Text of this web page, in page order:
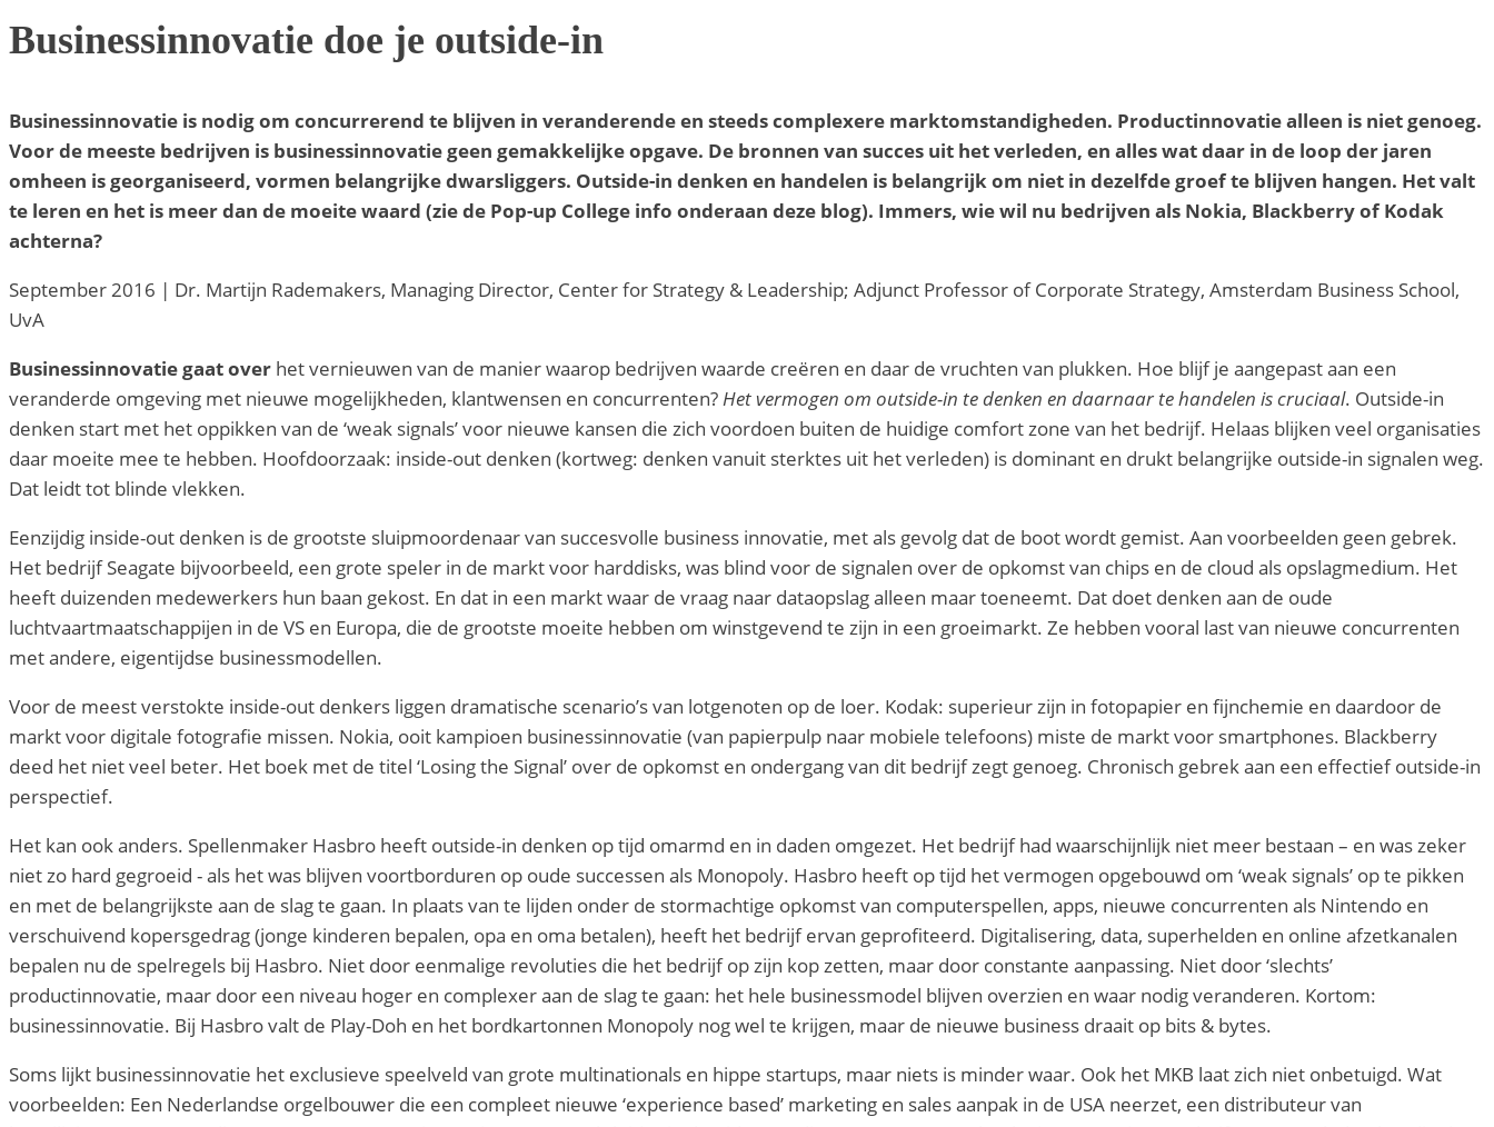
Businessinnovatie doe je outside-in
Businessinnovatie is nodig om concurrerend te blijven in veranderende en steeds complexere marktomstandigheden. Productinnovatie alleen is niet genoeg.
Voor de meeste bedrijven is businessinnovatie geen gemakkelijke opgave. De bronnen van succes uit het verleden, en alles wat daar in de loop der jaren
omheen is georganiseerd, vormen belangrijke dwarsliggers. Outside-in denken en handelen is belangrijk om niet in dezelfde groef te blijven hangen. Het valt
te leren en het is meer dan de moeite waard (zie de Pop-up College info onderaan deze blog). Immers, wie wil nu bedrijven als Nokia, Blackberry of Kodak
achterna?
September 2016 | Dr. Martijn Rademakers, Managing Director, Center for Strategy & Leadership; Adjunct Professor of Corporate Strategy, Amsterdam Business School,
UvA
Businessinnovatie gaat over het vernieuwen van de manier waarop bedrijven waarde creëren en daar de vruchten van plukken. Hoe blijf je aangepast aan een
veranderde omgeving met nieuwe mogelijkheden, klantwensen en concurrenten?Het vermogen om outside-in te denken en daarnaar te handelen is cruciaal. Outside-in
denken start met het oppikken van de ‘weak signals’ voor nieuwe kansen die zich voordoen buiten de huidige comfort zone van het bedrijf. Helaas blijken veel organisaties
daar moeite mee te hebben. Hoofdoorzaak: inside-out denken (kortweg: denken vanuit sterktes uit het verleden) is dominant en drukt belangrijke outside-in signalen weg.
Dat leidt tot blinde vlekken.
Eenzijdig inside-out denken is de grootste sluipmoordenaar van succesvolle business innovatie, met als gevolg dat de boot wordt gemist. Aan voorbeelden geen gebrek.
Het bedrijf Seagate bijvoorbeeld, een grote speler in de markt voor harddisks, was blind voor de signalen over de opkomst van chips en de cloud als opslagmedium. Het
heeft duizenden medewerkers hun baan gekost. En dat in een markt waar de vraag naar dataopslag alleen maar toeneemt. Dat doet denken aan de oude
luchtvaartmaatschappijen in de VS en Europa, die de grootste moeite hebben om winstgevend te zijn in een groeimarkt. Ze hebben vooral last van nieuwe concurrenten
met andere, eigentijdse businessmodellen.
Voor de meest verstokte inside-out denkers liggen dramatische scenario’s van lotgenoten op de loer. Kodak: superieur zijn in fotopapier en fijnchemie en daardoor de
markt voor digitale fotografie missen. Nokia, ooit kampioen businessinnovatie (van papierpulp naar mobiele telefoons) miste de markt voor smartphones. Blackberry
deed het niet veel beter. Het boek met de titel ‘Losing the Signal’ over de opkomst en ondergang van dit bedrijf zegt genoeg. Chronisch gebrek aan een effectief outside-in
perspectief.
Het kan ook anders. Spellenmaker Hasbro heeft outside-in denken op tijd omarmd en in daden omgezet. Het bedrijf had waarschijnlijk niet meer bestaan – en was zeker
niet zo hard gegroeid - als het was blijven voortborduren op oude successen als Monopoly. Hasbro heeft op tijd het vermogen opgebouwd om ‘weak signals’ op te pikken
en met de belangrijkste aan de slag te gaan. In plaats van te lijden onder de stormachtige opkomst van computerspellen, apps, nieuwe concurrenten als Nintendo en
verschuivend kopersgedrag (jonge kinderen bepalen, opa en oma betalen), heeft het bedrijf ervan geprofiteerd. Digitalisering, data, superhelden en online afzetkanalen
bepalen nu de spelregels bij Hasbro. Niet door eenmalige revoluties die het bedrijf op zijn kop zetten, maar door constante aanpassing. Niet door ‘slechts’
productinnovatie, maar door een niveau hoger en complexer aan de slag te gaan: het hele businessmodel blijven overzien en waar nodig veranderen. Kortom:
businessinnovatie. Bij Hasbro valt de Play-Doh en het bordkartonnen Monopoly nog wel te krijgen, maar de nieuwe business draait op bits & bytes.
Soms lijkt businessinnovatie het exclusieve speelveld van grote multinationals en hippe startups, maar niets is minder waar. Ook het MKB laat zich niet onbetuigd. Wat
voorbeelden: Een Nederlandse orgelbouwer die een compleet nieuwe ‘experience based’ marketing en sales aanpak in de USA neerzet, een distributeur van